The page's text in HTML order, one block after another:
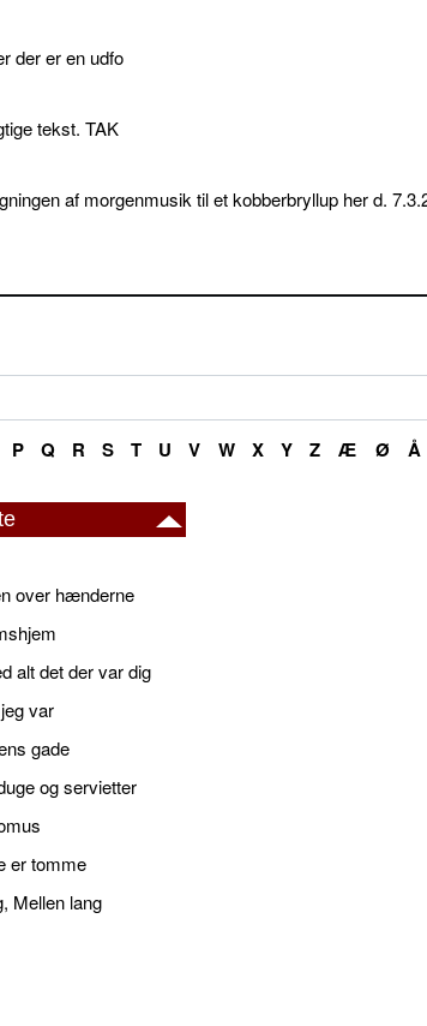
der er en udfo
tekst. TAK
af morgenmusik til et kobberbryllup her d.
P Q R S T U V W X Y Z Æ Ø Å
over hænderne
alt det der var dig
var
gade
og servietter
er tomme
Mellen lang